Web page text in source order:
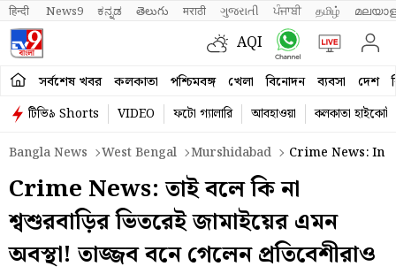
हिन्दी News9 ಕನ್ನಡ తెలుగు मराठी ગુજરાતી ਪੰਜਾਬੀ தமிழ்
AQI
সর্বশেষ খবর কলকাতা পশ্চিমবঙ্গ খেলা বিনোদন ব্যবসা দেশ
টিভি৯ Shorts VIDEO ফটো গ্যালারি আবহাওয়া
কলকাতা হাইকোর্ট
Bangla News
West Bengal Murshidabad Crime News: In
Crime News: তাই বলে কি না
শ্বশুরবাড়ির ভিতরেই জামাইয়ের এমন
অবস্থা! তাজ্জব বনে গেলেন প্রতিবেশীরাও